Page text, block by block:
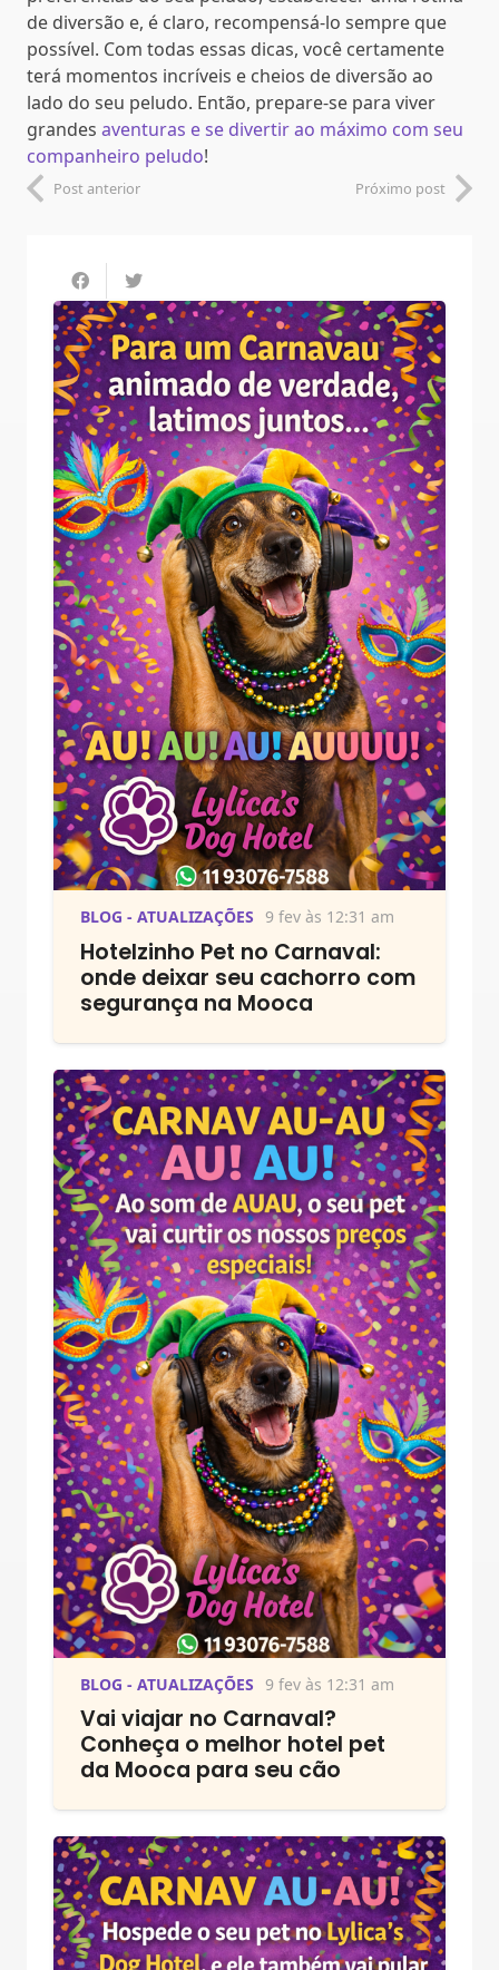
de diversão e, é claro, recompensá-lo sempre que
possível. Com todas essas dicas, você certamente
terá momentos incríveis e cheios de diversão ao
lado do seu peludo. Então, prepare-se para viver
grandes aventuras e se divertir ao máximo com seu
companheiro peludo!
Post anterior Próximo post
BLOG - ATUALIZAÇÕES 9 fev às 12:31 am
Hotelzinho Pet no Carnaval:
onde deixar seu cachorro com
segurança na Mooca
BLOG - ATUALIZAÇÕES 9 fev às 12:31 am
Vai viajar no Carnaval?
Conheça o melhor hotel pet
da Mooca para seu cão